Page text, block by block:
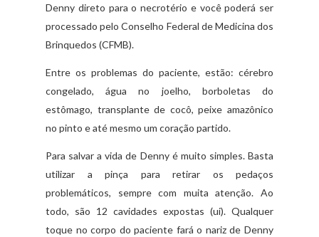
Denny direto para o necrotério e você poderá ser
processado pelo Conselho Federal de Medicina dos
Brinquedos (CFMB).
Entre os problemas do paciente, estão: cérebro
congelado, água no joelho, borboletas do
estômago, transplante de cocô, peixe amazônico
no pinto e até mesmo um coração partido.
Para salvar a vida de Denny é muito simples. Basta
utilizar a pinça para retirar os pedaços
problemáticos, sempre com muita atenção. Ao
todo, são 12 cavidades expostas (ui). Qualquer
toque no corpo do paciente fará o nariz de Denny